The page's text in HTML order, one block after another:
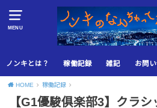
MENU
ノンキとは？ 稼働記録 雑記 お問
HOME 稼働記録
【G1優駿俱楽部3】クラ